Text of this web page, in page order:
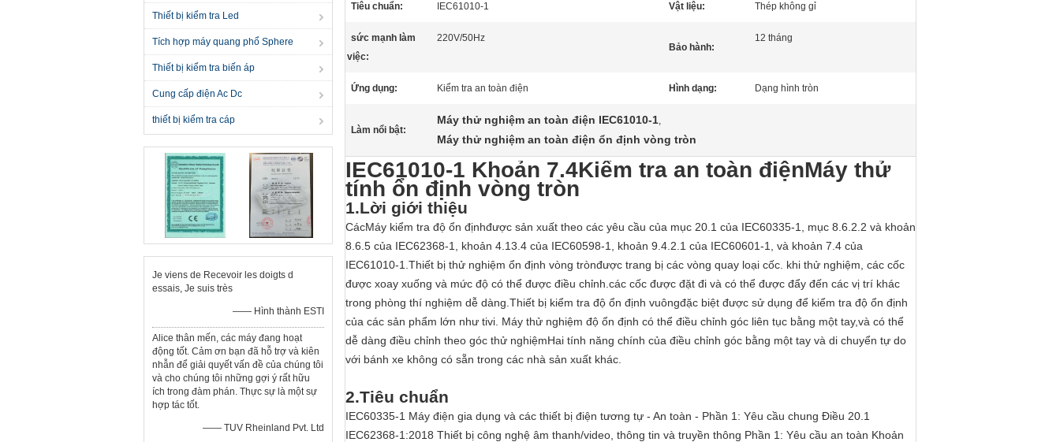
Thiết bị kiểm tra Led
Tích hợp máy quang phổ Sphere
Thiết bị kiểm tra biến áp
Cung cấp điện Ac Dc
thiết bị kiểm tra cáp
Je viens de Recevoir les doigts d
essais, Je suis très
—— Hình thành ESTI
Alice thân mến, các máy đang hoạt
động tốt. Cảm ơn bạn đã hỗ trợ và kiên
nhẫn để giải quyết vấn đề của chúng tôi
và cho chúng tôi những gợi ý rất hữu
ích trong đàm phán. Thực sự là một sự
hợp tác tốt.
—— TUV Rheinland Pvt. Ltd
Tiêu chuẩn: IEC61010-1 Vật liệu: Thép không gỉ
sức mạnh làm
việc:
220V/50Hz
Bảo hành:
12 tháng
Ứng dụng: Kiểm tra an toàn điện Hình dạng: Dạng hình tròn
Làm nổi bật:
Máy thử nghiệm an toàn điện IEC61010-1,
Máy thử nghiệm an toàn điện ổn định vòng tròn
IEC61010-1 Khoản 7.4Kiểm tra an toàn điệnMáy thử
tính ổn định vòng tròn
1.Lời giới thiệu
CácMáy kiểm tra độ ổn địnhđược sản xuất theo các yêu cầu của mục 20.1 của IEC60335-1, mục 8.6.2.2 và khoản
8.6.5 của IEC62368-1, khoản 4.13.4 của IEC60598-1, khoản 9.4.2.1 của IEC60601-1, và khoản 7.4 của
IEC61010-1. Thiết bị thử nghiệm ổn định vòng trònđược trang bị các vòng quay loại cốc. khi thử nghiệm, các cốc
được xoay xuống và mức độ có thể được điều chỉnh.các cốc được đặt đi và có thể được đẩy đến các vị trí khác
trong phòng thí nghiệm dễ dàng. Thiết bị kiểm tra độ ổn định vuôngđặc biệt được sử dụng để kiểm tra độ ổn định
của các sản phẩm lớn như tivi. Máy thử nghiệm độ ổn định có thể điều chỉnh góc liên tục bằng một tay,và có thể
dễ dàng điều chỉnh theo góc thử nghiệmHai tính năng chính của điều chỉnh góc bằng một tay và di chuyển tự do
với bánh xe không có sẵn trong các nhà sản xuất khác.
2.Tiêu chuẩn
IEC60335-1 Máy điện gia dụng và các thiết bị điện tương tự - An toàn - Phần 1: Yêu cầu chung Điều 20.1
IEC62368-1:2018 Thiết bị công nghệ âm thanh/video, thông tin và truyền thông Phần 1: Yêu cầu an toàn Khoản